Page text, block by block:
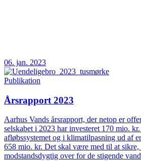
06. jan. 2023
Publikation
Årsrapport 2023
Aarhus Vands årsrapport, der netop er
selskabet i 2023 har investeret 170 mio.
afløbssystemet og i klimatilpasning ud af
658 mio. kr. Det skal være med til at sikre,
modstandsdygtig over for de stigende